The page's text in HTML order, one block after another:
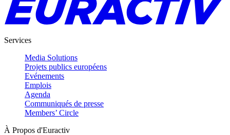
Services
Media Solutions
Projets publics européens
Evénements
Emplois
Agenda
Communiqués de presse
Members’ Circle
À Propos d'Euractiv